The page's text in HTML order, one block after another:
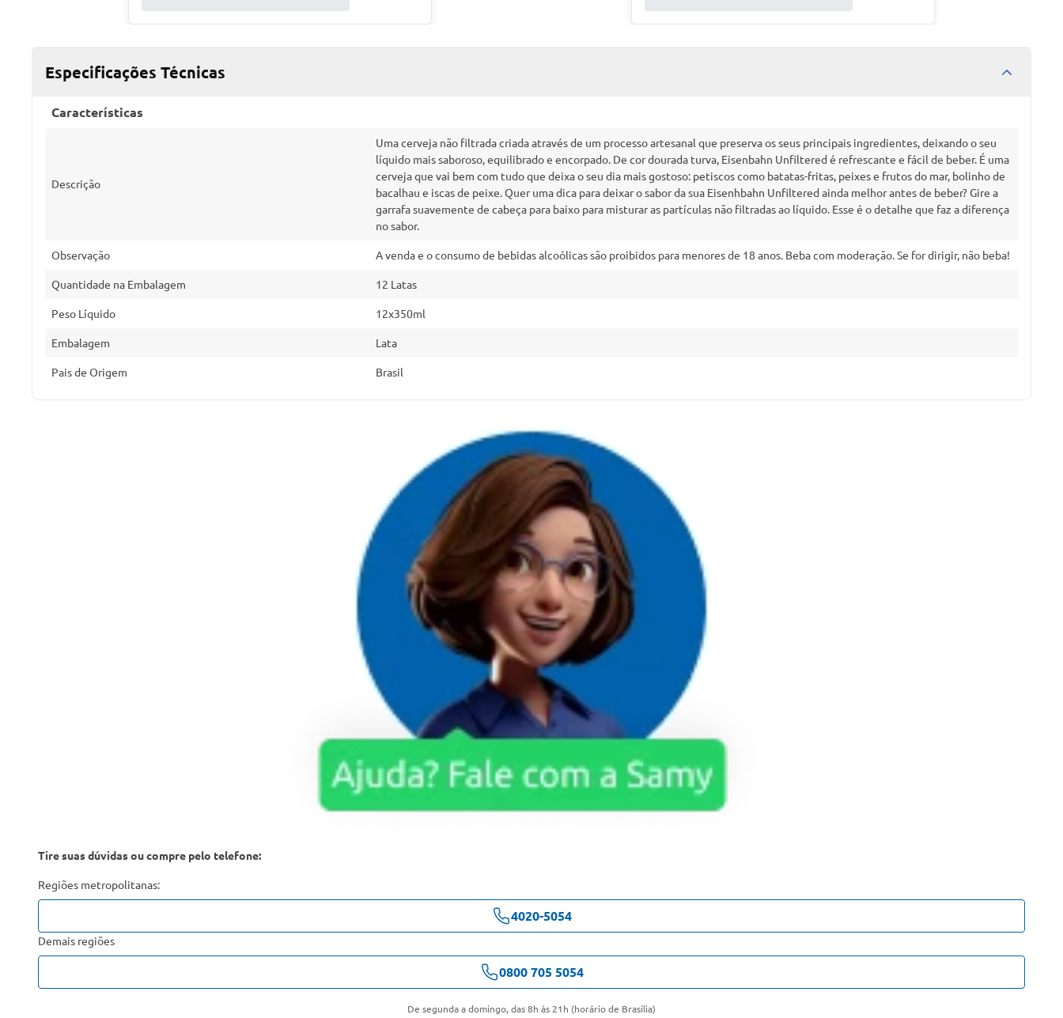
Especificações Técnicas
Características
Descrição
Uma cerveja não filtrada criada através de um processo artesanal que preserva os seus principais ingredientes, deixando o seu
líquido mais saboroso, equilibrado e encorpado. De cor dourada turva, Eisenbahn Unfiltered é refrescante e fácil de beber. É uma
cerveja que vai bem com tudo que deixa o seu dia mais gostoso: petiscos como batatas-fritas, peixes e frutos do mar, bolinho de
bacalhau e iscas de peixe. Quer uma dica para deixar o sabor da sua Eisenhbahn Unfiltered ainda melhor antes de beber? Gire a
garrafa suavemente de cabeça para baixo para misturar as partículas não filtradas ao líquido. Esse é o detalhe que faz a diferença
no sabor.
Observação A venda e o consumo de bebidas alcoólicas são proibidos para menores de 18 anos. Beba com moderação. Se for dirigir, não beba!
Quantidade na Embalagem 12 Latas
Peso Líquido 12x350ml
Embalagem Lata
Pais de Origem Brasil
Tire suas dúvidas ou compre pelo telefone:
Regiões metropolitanas:
4020-5054
Demais regiões
0800 705 5054
De segunda a domingo, das 8h às 21h (horário de Brasília)